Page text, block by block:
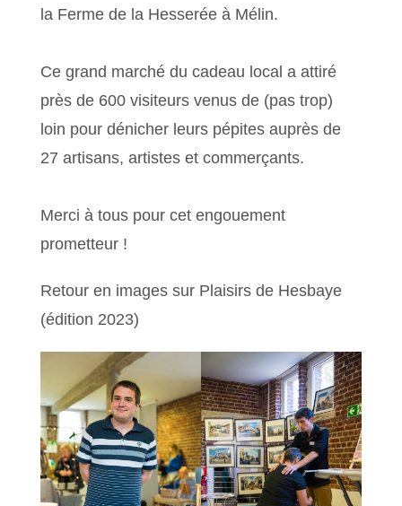
la Ferme de la Hesserée à Mélin.
Ce grand marché du cadeau local a attiré
près de 600 visiteurs venus de (pas trop)
loin pour dénicher leurs pépites auprès de
27 artisans, artistes et commerçants.
Merci à tous pour cet engouement
prometteur !
Retour en images sur Plaisirs de Hesbaye
(édition 2023)